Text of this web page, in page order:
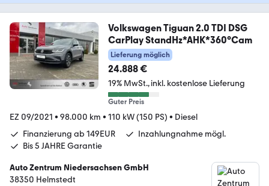
Volkswagen Tiguan 2.0 TDI DSG
CarPlay StandHz*AHK*360°Cam
Lieferung möglich
24.888 €
19% MwSt. inkl. kostenlose Lieferung
Guter Preis
EZ 09/2021 • 98.000 km • 110 kW (150 PS) • Diesel
Finanzierung ab 149EUR
Inzahlungnahme mögl.
Bis 5 JAHRE Garantie
Auto Zentrum Niedersachsen GmbH
38350 Helmstedt